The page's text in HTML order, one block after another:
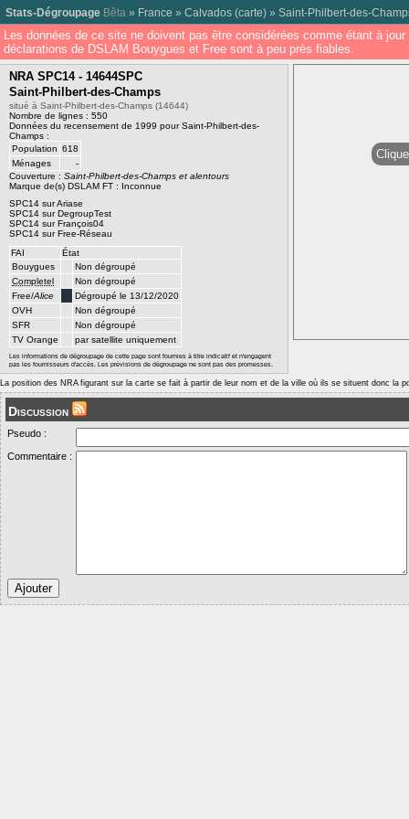
Stats-Dégroupage Bêta » France » Calvados (carte) » Saint-Philbert-des-
Les données de ce site ne doivent pas être considérées comme étant à
déclarations de DSLAM Bouygues et Free sont à peu près fiables.
NRA SPC14 - 14644SPC
Saint-Philbert-des-Champs
situé à Saint-Philbert-des-Champs (14644)
Nombre de lignes : 550
Données du recensement de 1999 pour Saint-Philbert-des-
Champs :
Population 618
Ménages
-
Couverture : Saint-Philbert-des-Champs et alentours
Marque de(s) DSLAM FT : Inconnue
SPC14 sur Ariase
SPC14 sur DegroupTest
SPC14 sur François04
SPC14 sur Free-Réseau
FAI
État
Bouygues
Non dégroupé
Completel
Non dégroupé
Free/Alice
Dégroupé le 13/12/2020
OVH
Non dégroupé
SFR
Non dégroupé
TV Orange
par satellite uniquement
Les informations de dégroupage de cette page sont fournies à titre indicatif et n'engagent
pas les fournisseurs d'accès. Les prévisions de dégroupage ne sont pas des promesses.
La position des NRA figurant sur la carte se fait à partir de leur nom et de la ville où ils se situent donc la
Discussion
Pseudo :
Commentaire :